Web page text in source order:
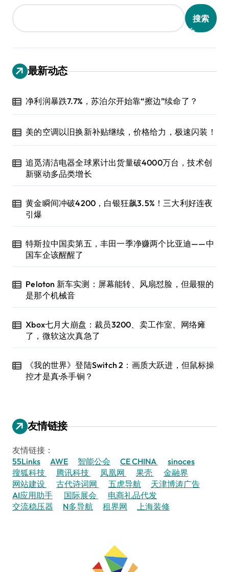
搜索
最新动态
净利润暴跌7.7%，苏泊尔开始靠“擦边”续命了？
美的空调以旧换新补贴继续，价格给力，极速闪装！
追觅清洁电器全球累计出货量破4000万台，技术创
新驱动多品类增长
黄金瞬间冲破4200，白银狂飙3.5%！三大利好连夜
引爆
特斯拉中国卖第五，丰田一季净赚两个比亚迪——中
国车企该醒醒了
Peloton 新车实测：屏幕能转、风扇怼脸，但最狠的
是那个机械音
Xbox七月大崩盘：裁员3200、卖工作室、网络瘫
了，微软这次真急了
《我的世界》登陆Switch 2：画质大跃进，但鼠标操
控才是真·杀手锏？
友情链接
友情链接：
55Links
AWE 智能公会 CE CHINA
sinoces
搜狐科技
腾讯科技 凤凰网 果壳
金融界
网站建设
古代诗词网 五虎导航
天津博涛广告
AI应用助手
国际展会
电商礼品代发
交流稳压器
N多导航 租界网 上海装修